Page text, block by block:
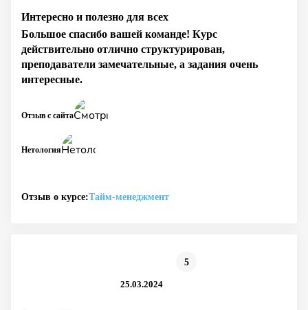
Интересно и полезно для всех
Большое спасибо вашей команде! Курс
действительно отлично структурирован,
преподаватели замечательные, а задания очень
интересные.
Нетология
Отзыв с сайта
Отзыв о курсе:Тайм-менеджмент
5
25.03.2024